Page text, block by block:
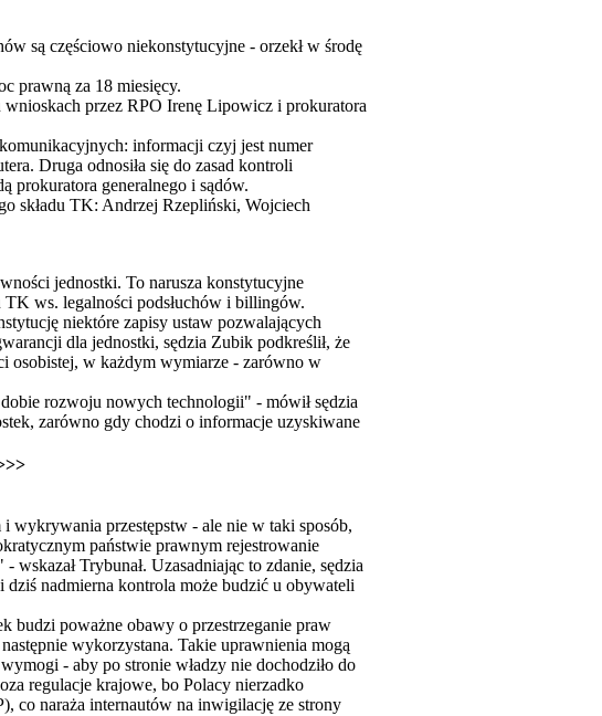
są częściowo niekonstytucyjne - orzekł w środę
prawną za 18 miesięcy.
wnioskach przez RPO Irenę Lipowicz i prokuratora
informacji czyj jest numer
Druga odnosiła się do zasad kontroli
prokuratora generalnego i sądów.
składu TK: Andrzej Rzepliński, Wojciech
jednostki. To narusza konstytucyjne
ws. legalności podsłuchów i billingów.
niektóre zapisy ustaw pozwalających
dla jednostki, sędzia Zubik podkreślił, że
osobistej, w każdym wymiarze - zarówno w
rozwoju nowych technologii" - mówił sędzia
zarówno gdy chodzi o informacje uzyskiwane
i wykrywania przestępstw - ale nie w taki sposób,
państwie prawnym rejestrowanie
Trybunał. Uzasadniając to zdanie, sędzia
dziś nadmierna kontrola może budzić u obywateli
budzi poważne obawy o przestrzeganie praw
wykorzystana. Takie uprawnienia mogą
- aby po stronie władzy nie dochodziło do
regulacje krajowe, bo Polacy nierzadko
co naraża internautów na inwigilację ze strony